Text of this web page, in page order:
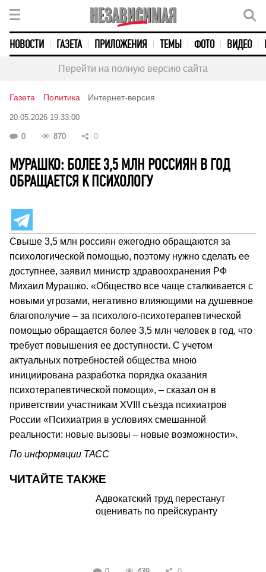
НОВОСТИ ГАЗЕТА ПРИЛОЖЕНИЯ ТЕМЫ ФОТО ВИДЕО
Перейти на полную версию сайта
Газета Политика Интернет-версия
20.05.2026 19:33:00
0 870 0
МУРАШКО: БОЛЕЕ 3,5 МЛН РОССИЯН В ГОД
ОБРАЩАЕТСЯ К ПСИХОЛОГУ
Свыше 3,5 млн россиян ежегодно обращаются за
психологической помощью, поэтому нужно сделать ее
доступнее, заявил министр здравоохранения РФ
Михаил Мурашко. «Общество все чаще сталкивается с
новыми угрозами, негативно влияющими на душевное
благополучие – за психолого-психотерапевтической
помощью обращается более 3,5 млн человек в год, что
требует повышения ее доступности. С учетом
актуальных потребностей общества мною
инициирована разработка порядка оказания
психотерапевтической помощи», – сказал он в
приветствии участникам XVIII съезда психиатров
России «Психиатрия в условиях смешанной
реальности: новые вызовы – новые возможности».
По информации ТАСС
ЧИТАЙТЕ ТАКЖЕ
Адвокатский труд перестанут
оценивать по прейскуранту